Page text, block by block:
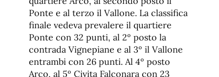
Ponte e al terzo il Vallone. La classifica
finale vedeva prevalere il quartiere
Ponte con 32 punti, al 2º posto la
contrada Vignepiane e al 3º il Vallone
entrambi con 26 punti. Al 4º posto
Arco, al 5º Civita Falconara con 23